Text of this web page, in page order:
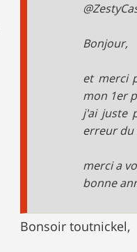
Bonjour,
et merci
mon 1er
j'ai juste
erreur du
merci a
bonne
Bonsoir toutnickel,